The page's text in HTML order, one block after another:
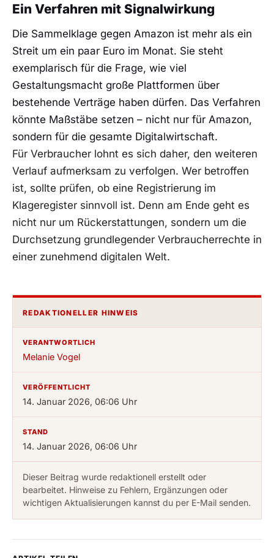
Ein Verfahren mit Signalwirkung
Die Sammelklage gegen Amazon ist mehr als ein
Streit um ein paar Euro im Monat. Sie steht
exemplarisch für die Frage, wie viel
Gestaltungsmacht große Plattformen über
bestehende Verträge haben dürfen. Das Verfahren
könnte Maßstäbe setzen – nicht nur für Amazon,
sondern für die gesamte Digitalwirtschaft.
Für Verbraucher lohnt es sich daher, den weiteren
Verlauf aufmerksam zu verfolgen. Wer betroffen
ist, sollte prüfen, ob eine Registrierung im
Klageregister sinnvoll ist. Denn am Ende geht es
nicht nur um Rückerstattungen, sondern um die
Durchsetzung grundlegender Verbraucherrechte in
einer zunehmend digitalen Welt.
REDAKTIONELLER HINWEIS
VERANTWORTLICH
Melanie Vogel
VERÖFFENTLICHT
14. Januar 2026, 06:06 Uhr
STAND
14. Januar 2026, 06:06 Uhr
Dieser Beitrag wurde redaktionell erstellt oder
bearbeitet. Hinweise zu Fehlern, Ergänzungen oder
wichtigen Aktualisierungen kannst du per E-Mail senden.